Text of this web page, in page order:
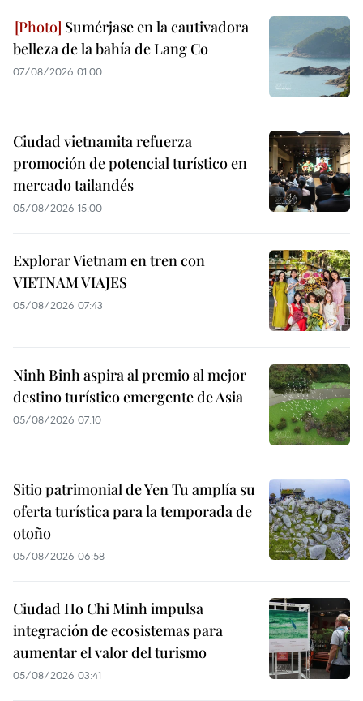
Sumérjase en la cautivadora
belleza de la bahía de Lang Co
07/08/2026 01:00
Ciudad vietnamita refuerza
promoción de potencial turístico en
mercado tailandés
05/08/2026 15:00
Explorar Vietnam en tren con
VIETNAM VIAJES
05/08/2026 07:43
Ninh Binh aspira al premio al mejor
destino turístico emergente de Asia
05/08/2026 07:10
Sitio patrimonial de Yen Tu amplía su
oferta turística para la temporada de
otoño
05/08/2026 06:58
Ciudad Ho Chi Minh impulsa
integración de ecosistemas para
aumentar el valor del turismo
05/08/2026 03:41